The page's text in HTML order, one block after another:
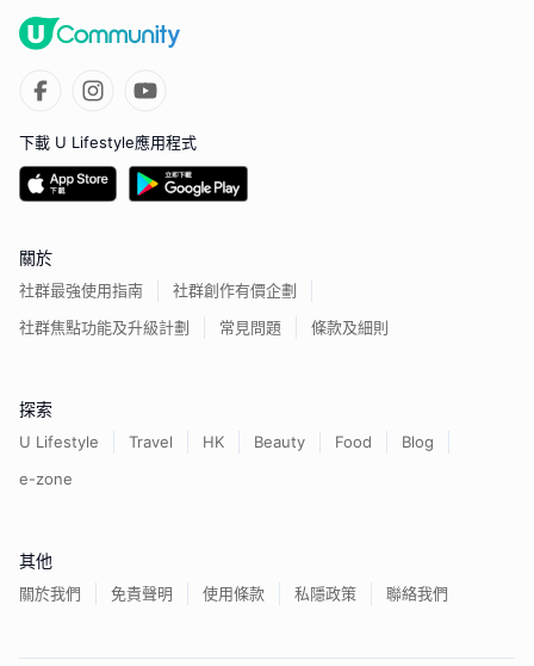
下載 U Lifestyle應用程式
關於
社群最強使用指南
社群創作有價企劃
社群焦點功能及升級計劃
常見問題 條款及細則
探索
U Lifestyle Travel HK Beauty Food
Blog
e-zone
其他
關於我們 免責聲明 使用條款 私隱政策 聯絡我們